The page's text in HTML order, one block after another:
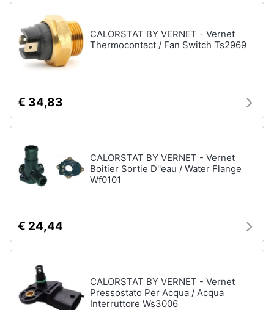
CALORSTAT BY VERNET - Vernet
Thermocontact / Fan Switch Ts2969
€ 34,83
CALORSTAT BY VERNET - Vernet
Boitier Sortie D''eau / Water Flange
Wf0101
€ 24,44
CALORSTAT BY VERNET - Vernet
Pressostato Per Acqua / Acqua
Interruttore Ws3006